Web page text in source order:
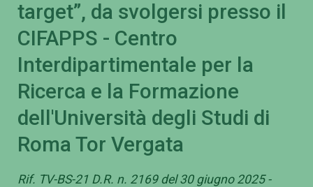
target”, da svolgersi presso il
CIFAPPS - Centro
Interdipartimentale per la
Ricerca e la Formazione
dell'Università degli Studi di
Roma Tor Vergata
Rif. TV-BS-21 D.R. n. 2169 del 30 giugno 2025 -